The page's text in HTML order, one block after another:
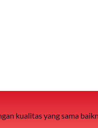
kualitas yang sama